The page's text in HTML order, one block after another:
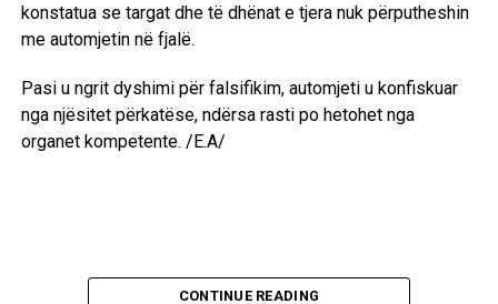
konstatua se targat dhe të dhënat e tjera nuk përputheshin
me automjetin në fjalë.
Pasi u ngrit dyshimi për falsifikim, automjeti u konfiskuar
nga njësitet përkatëse, ndërsa rasti po hetohet nga
organet kompetente. /E.A/
CONTINUE READING